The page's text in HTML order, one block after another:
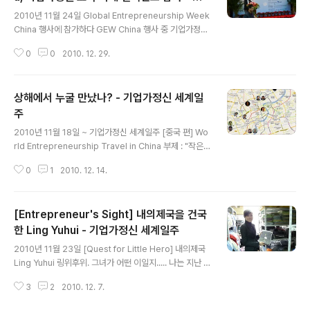
eneurship Foundation for Graduates / GEW Chin
a Host) Shanghai Technology Innovation Ce..
업가정신 세계일주
2010년 11월 24일 Global Entrepreneurship Week
China 행사에 참가하다 GEW China 행사 중 기업가정신
문했다. 이번 행사는 EFG Cathy Niu가 도와주어 참석할
(사진 : 푸른 하늘과 상해이공대학) (사진 : 캠퍼스 내 GEW
China 행사 안내가 붙어져있다.) (사진 : 행사장 안내표지
판이다. 행사장 건물에 도착!!) (사진 : 컨퍼런스 접수대 모
습) 나는 이 컨퍼런스에 공짜로 참여했었는데, 알고봤더니
유료 컨퍼런스였다. 무려 600위안!! 뜨억!! 졸려도 열심히
들었다!! ㅋㅋㅋ (사..
0 0 2010. 12. 29.
상해에서 누굴 만났나? - 기업가정신 세계일
주
2010년 11월 18일 ~ 기업가정신 세계일주 [중국 편] Wo
rld Entrepreneurship Travel in China 부제 : "작은
상해에서 누굴 만났나? (클릭하시면 크게 보실 수 있습니
under of Neiyidiguo Shin Hwan-ryul, CEO of UNI
ASIA co., LTD Zhang Qing, President of Titan Ha
n Min-yuan, General Manager of Shanghai Tech
nology Innovation Center..
0 1 2010. 12. 14.
[Entrepreneur's Sight] 내의제국을 건국
한 Ling Yuhui - 기업가정신 세계일주
2010년 11월 23일 [Quest for Little Hero] 내의제국
Ling Yuhui 링위후위. 그녀가 어떤 이일지..... 나는 지난 3
가 계속 복제된 것 밖에 없었다. 나는 그녀의 이메일 정보와
3 2 2010. 12. 7.